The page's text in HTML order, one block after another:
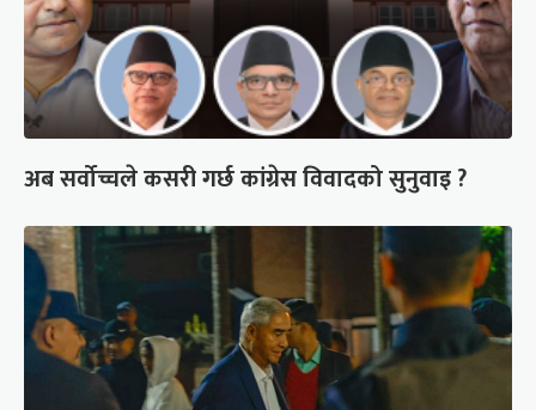
अब सर्वोच्चले कसरी गर्छ कांग्रेस विवादको सुनुवाइ ?